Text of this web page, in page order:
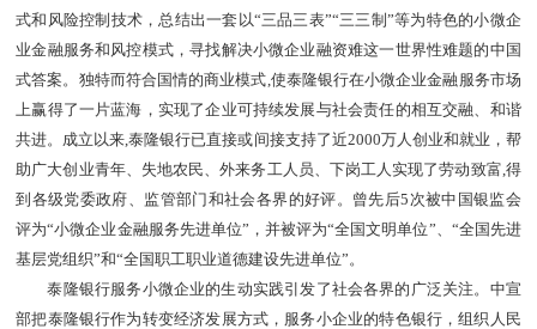
式和风险控制技术，总结出一套以“三品三表”“三三制”等为特色的小微企
业金融服务和风控模式，寻找解决小微企业融资难这一世界性难题的中国
式答案。独特而符合国情的商业模式,使泰隆银行在小微企业金融服务市场
上赢得了一片蓝海，实现了企业可持续发展与社会责任的相互交融、和谐
共进。成立以来,泰隆银行已直接或间接支持了近2000万人创业和就业，帮
助广大创业青年、失地农民、外来务工人员、下岗工人实现了劳动致富,得
到各级党委政府、监管部门和社会各界的好评。曾先后5次被中国银监会
评为“小微企业金融服务先进单位”，并被评为“全国文明单位”、“全国先进
基层党组织”和“全国职工职业道德建设先进单位”。
泰隆银行服务小微企业的生动实践引发了社会各界的广泛关注。中宣
部把泰隆银行作为转变经济发展方式，服务小企业的特色银行，组织人民